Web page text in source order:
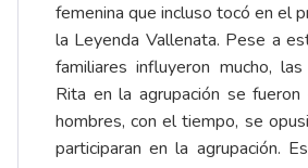
femenina que incluso tocó en el
la Leyenda Vallenata. Pese a
familiares influyeron mucho,
Rita en la agrupación se fueron
hombres, con el tiempo, se
participaran en la agrupación.